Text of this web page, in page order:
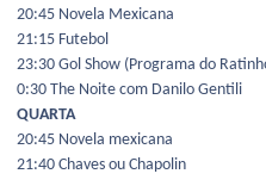
20:45 Novela Mexicana
21:15 Futebol
23:30 Gol Show (Programa do
0:30 The Noite com Danilo Gentili
QUARTA
20:45 Novela mexicana
21:40 Chaves ou Chapolin